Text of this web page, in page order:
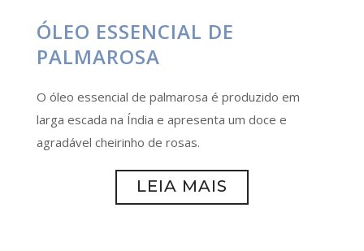
ÓLEO ESSENCIAL DE
PALMAROSA
O óleo essencial de palmarosa é produzido em
larga escada na Índia e apresenta um doce e
agradável cheirinho de rosas.
LEIA MAIS